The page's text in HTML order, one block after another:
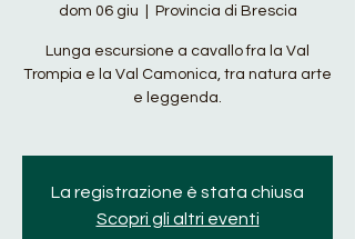
dom 06 giu Provincia di Brescia
Lunga escursione a cavallo fra la Val
Trompia e la Val Camonica, tra natura arte
e leggenda.
La registrazione è stata chiusa
Scopri gli altri eventi